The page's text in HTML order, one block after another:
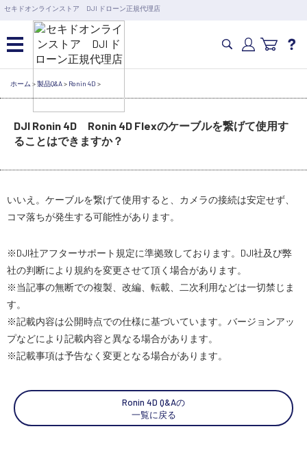
セキドオンラインストア DJI ドローン正規代理店
営業日の15時まで即日出荷
6,000円以上のご購入で送料無料！ポイント1%還元 >>
カメラドローン・生活家電
カメラ・スタビライザー
業務用ドローン・業務関連製品
水中ドローン(ROV)・水中スクーター
RC・ロボット部品
講習会･国家資格･WEBセミナー
スペシャルコンテンツ 定期配信!
取扱店舗一覧
ホーム >製品Q&A> Ronin 4D >
DJI Ronin 4D Ronin 4D Flexのケーブルを繋げて使用す
ることはできますか？
いいえ。ケーブルを繋げて使用すると、カメラの接続は安定せず、
コマ落ちが発生する可能性があります。
※DJI社アフターサポート規定に準拠致しております。DJI社及び弊
社の判断により規約を変更させて頂く場合があります。
※当記事の無断での複製、改編、転載、二次利用などは一切禁じま
す。
※記載内容は公開時点での仕様に基づいています。バージョンアッ
プなどにより記載内容と異なる場合があります。
※記載事項は予告なく変更となる場合があります。
Ronin 4D Q&Aの
一覧に戻る